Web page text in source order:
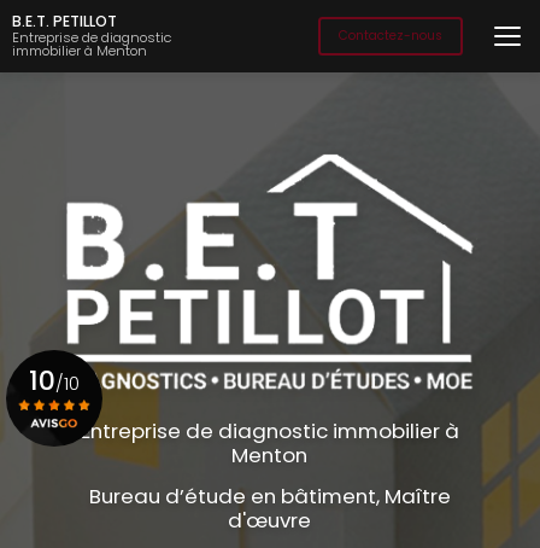
Aller
au
contenu
principal
B.E.T. PETILLOT
Entreprise de diagnostic
immobilier à Menton
Contactez-nous
Entreprise de diagnostic immobilier à
Menton
Bureau d’étude en bâtiment, Maître
d'œuvre
10/10
Voir le certificat